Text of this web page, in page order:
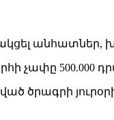
անհատներ,
չափը 500.000
ծրագրի